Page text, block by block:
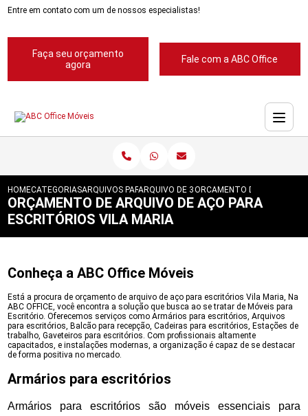
Entre em contato com um de nossos especialistas!
Faça seu orçamento
agora
Fale com a ABC Office
HOMECATEGORIASARQUIVOS PARA ESCRITORIOS
ARQUIVO DE 3 GAVETAS PARA
ORCAMENTO DE ARQUIVO
ORÇAMENTO DE ARQUIVO DE AÇO PARA
ESCRITÓRIOS VILA MARIA
Conheça a ABC Office Móveis
Está a procura de orçamento de arquivo de aço para escritórios Vila Maria, Na
ABC OFFICE, você encontra a solução que busca ao se tratar de Móveis para
Escritório. Oferecemos serviços como Armários para escritórios, Arquivos
para escritórios, Balcão para recepção, Cadeiras para escritórios, Estações de
trabalho, Gaveteiros para escritórios. Com profissionais altamente
capacitados, e instalações modernas, a organização é capaz de se destacar
de forma positiva no mercado.
Armários para escritórios
Armários para escritórios são móveis essenciais para